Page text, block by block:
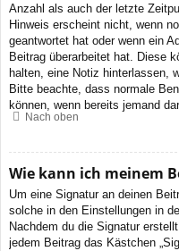
Anzahl als auch der letzte
Hinweis erscheint nicht, wenn
geantwortet hat oder wenn ein
Beitrag überarbeitet hat. Diese
halten, eine Notiz hinterlassen,
Bitte beachte, dass normale
können, wenn bereits jemand
Nach oben
Wie kann ich meinem
Um eine Signatur an deinen
solche in den Einstellungen in
Nachdem du die Signatur
jedem Beitrag das Kästchen